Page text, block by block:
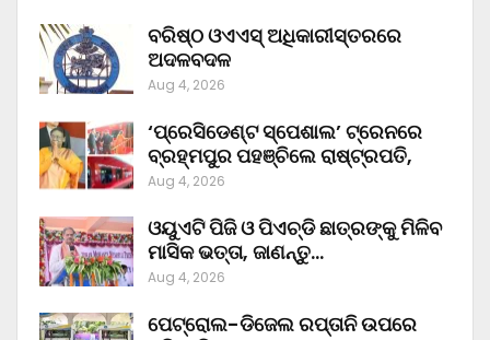
ବରିଷ୍ଠ ଓଏଏସ୍‌ ଅଧିକାରୀସ୍ତରରେ
ଅଦଳବଦଳ
Aug 4, 2026
‘ପ୍ରେସିଡେଣ୍ଟ ସ୍ପେଶାଲ’ ଟ୍ରେନରେ
ବ୍ରହ୍ମପୁର ପହଞ୍ଚିଲେ ରାଷ୍ଟ୍ରପତି,
Aug 4, 2026
ଓୟୁଏଟି ପିଜି ଓ ପିଏଚ୍‌ଡି ଛାତ୍ରଙ୍କୁ ମିଳିବ
ମାସିକ ଭତ୍ତା, ଜାଣନ୍ତୁ…
Aug 4, 2026
ପେଟ୍ରୋଲ-ଡିଜେଲ ରପ୍ତାନି ଉପରେ